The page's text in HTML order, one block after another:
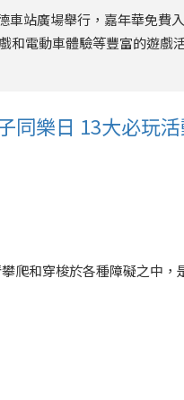
車站廣場舉行，嘉年華免費入
和電動車體驗等豐富的遊戲
同樂日 13大必玩
爬和穿梭於各種障礙之中，